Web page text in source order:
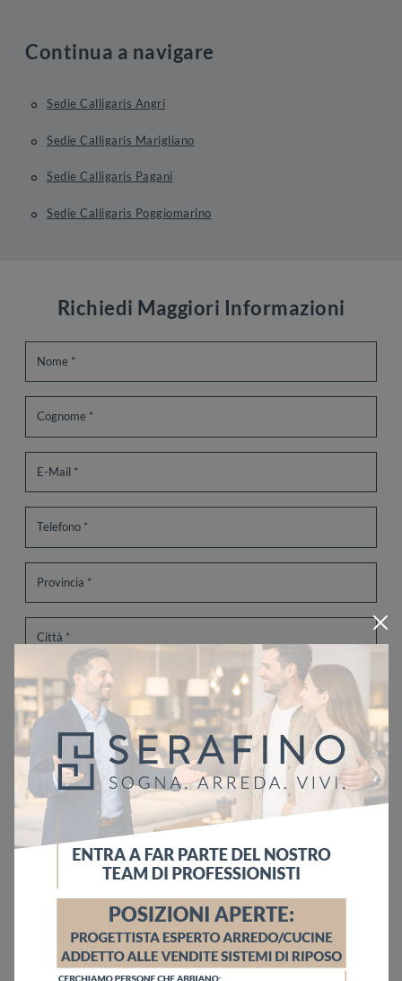
Continua a navigare
Sedie Calligaris Angri
Sedie Calligaris Marigliano
Sedie Calligaris Pagani
Sedie Calligaris Poggiomarino
Sfoglia i cataloghi
Richiedi Maggiori Informazioni
Ho letto l'informativa sullaPrivacy Policy